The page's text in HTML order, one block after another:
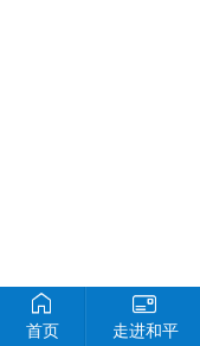
首页 走进和平